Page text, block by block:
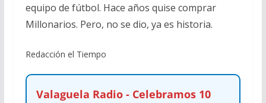
equipo de fútbol. Hace años quise comprar
Millonarios. Pero, no se dio, ya es historia.
Redacción el Tiempo
Valaguela Radio - Celebramos 10